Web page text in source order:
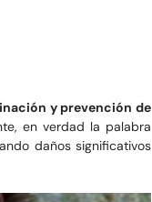
y prevención de
en verdad la palabra
daños significativos